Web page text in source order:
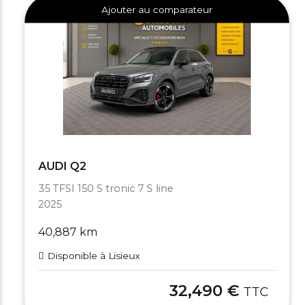
Ajouter au comparateur
AUDI Q2
35 TFSI 150 S tronic 7 S line
2025
40,887 km
Disponible à Lisieux
32,490 € TTC